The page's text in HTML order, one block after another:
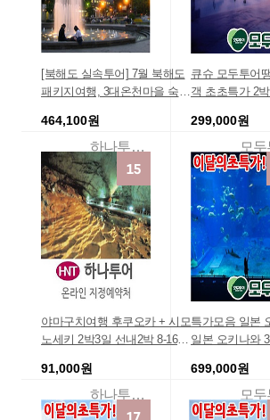
[북해도 실속투어] 7월 북해도
패키지여행, 3대온천마을 숙
여행지추천 부모님 리조트 견
적 관광 하나투어 땡처리특가
일본북해도 패키지
464,100원
하나투어온라인예약
큐슈 모두투어
객 초초특가 2
얄특급] 후쿠오
쿠로가와 3일 (
산출발상품 /일
299,000원
야마구치여행 후쿠오카 + 시모
노세키 2박3일 선내2박 8-16
야마구치 여행사
91,000원
하나투어여행상품
특가모음 일본
일본 오키나와
키지 3박4일저
효도여행 홈쇼
행경비견적
699,000원